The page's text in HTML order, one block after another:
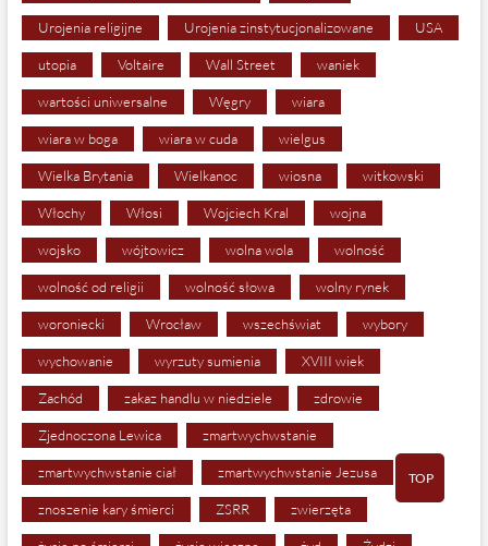
Urojenia religijne Urojenia zinstytucjonalizowane USA
utopia Voltaire Wall Street waniek
wartości uniwersalne Węgry wiara
wiara w boga wiara w cuda wielgus
Wielka Brytania Wielkanoc wiosna witkowski
Włochy Włosi Wojciech Kral wojna
wojsko wójtowicz wolna wola wolność
wolność od religii wolność słowa wolny rynek
woroniecki Wrocław wszechświat wybory
wychowanie wyrzuty sumienia XVIII wiek
Zachód zakaz handlu w niedziele zdrowie
Zjednoczona Lewica zmartwychwstanie
zmartwychwstanie ciał zmartwychwstanie Jezusa
znoszenie kary śmierci ZSRR zwierzęta
TOP